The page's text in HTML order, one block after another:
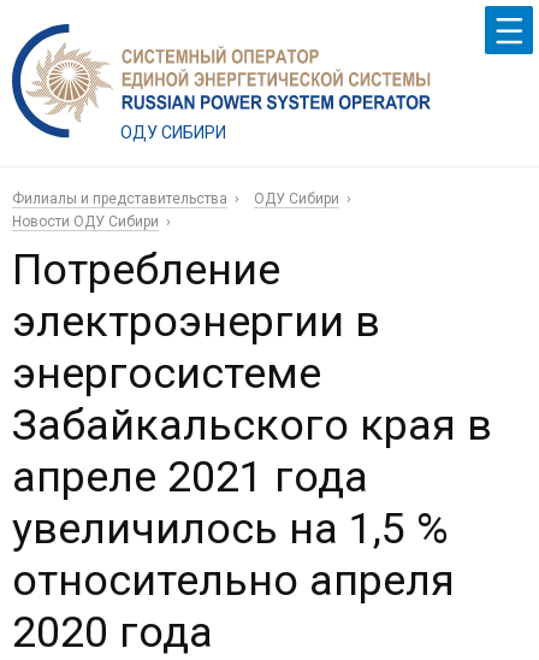
ОДУ СИБИРИ
Филиалы и представительства
ОДУ Сибири
Новости ОДУ Сибири
Потребление
электроэнергии в
энергосистеме
Забайкальского края в
апреле 2021 года
увеличилось на 1,5 %
относительно апреля
2020 года